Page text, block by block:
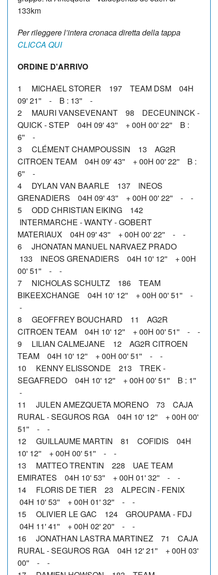
133km
Per rileggere l’intera cronaca diretta della tappa
CLICCA QUI
ORDINE D'ARRIVO
1 MICHAEL STORER 197 TEAM DSM 04H
09' 21'' - B : 13'' -
2 MAURI VANSEVENANT 98 DECEUNINCK -
QUICK - STEP 04H 09' 43'' + 00H 00' 22'' B :
6'' -
3 CLÉMENT CHAMPOUSSIN 13 AG2R
CITROEN TEAM 04H 09' 43'' + 00H 00' 22'' B :
6'' -
4 DYLAN VAN BAARLE 137 INEOS
GRENADIERS 04H 09' 43'' + 00H 00' 22'' - -
5 ODD CHRISTIAN EIKING 142
INTERMARCHE - WANTY - GOBERT
MATERIAUX 04H 09' 43'' + 00H 00' 22'' - -
6 JHONATAN MANUEL NARVAEZ PRADO
133 INEOS GRENADIERS 04H 10' 12'' + 00H
00' 51'' - -
7 NICHOLAS SCHULTZ 186 TEAM
BIKEEXCHANGE 04H 10' 12'' + 00H 00' 51'' -
-
8 GEOFFREY BOUCHARD 11 AG2R
CITROEN TEAM 04H 10' 12'' + 00H 00' 51'' - -
9 LILIAN CALMEJANE 12 AG2R CITROEN
TEAM 04H 10' 12'' + 00H 00' 51'' - -
10 KENNY ELISSONDE 213 TREK -
SEGAFREDO 04H 10' 12'' + 00H 00' 51'' B : 1''
-
11 JULEN AMEZQUETA MORENO 73 CAJA
RURAL - SEGUROS RGA 04H 10' 12'' + 00H 00'
51'' - -
12 GUILLAUME MARTIN 81 COFIDIS 04H
10' 12'' + 00H 00' 51'' - -
13 MATTEO TRENTIN 228 UAE TEAM
EMIRATES 04H 10' 53'' + 00H 01' 32'' - -
14 FLORIS DE TIER 23 ALPECIN - FENIX
04H 10' 53'' + 00H 01' 32'' - -
15 OLIVIER LE GAC 124 GROUPAMA - FDJ
04H 11' 41'' + 00H 02' 20'' - -
16 JONATHAN LASTRA MARTINEZ 71 CAJA
RURAL - SEGUROS RGA 04H 12' 21'' + 00H 03'
00'' - -